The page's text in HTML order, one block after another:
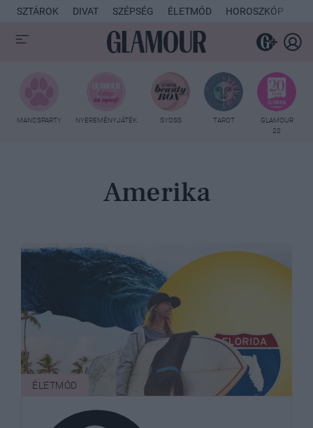
SZTÁROK DIVAT SZÉPSÉG ÉLETMÓD HOROSZKÓP
MANCSPARTY NYEREMÉNYJÁTÉK SYOSS TAROT
GLAMOUR
20
Amerika
ÉLETMÓD